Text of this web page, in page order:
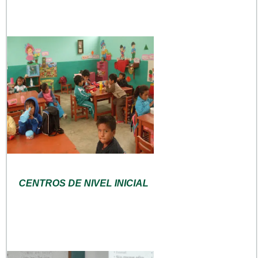
CENTROS DE NIVEL INICIAL